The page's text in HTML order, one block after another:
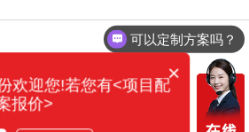
可以定制方案吗？
×
欢迎您!若您有<项目配
报价>